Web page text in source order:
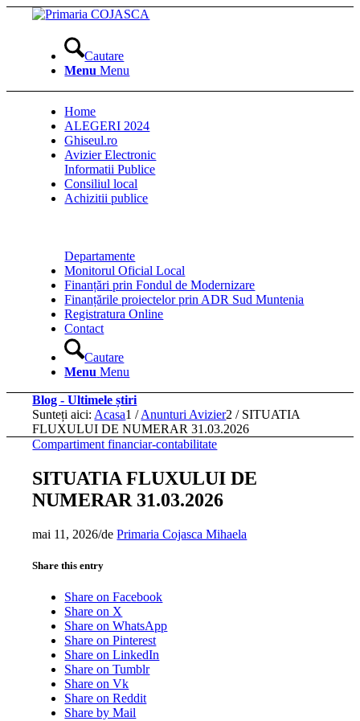
Cautare
Menu Menu
Home
ALEGERI 2024
Ghiseul.ro
Avizier Electronic
Informatii Publice
Consiliul local
Achizitii publice
Departamente
Monitorul Oficial Local
Finanțări prin Fondul de Modernizare
Finanțările proiectelor prin ADR Sud Muntenia
Registratura Online
Contact
Cautare
Menu Menu
Blog - Ultimele știri
Sunteți aici: Acasa1 / Anunturi Avizier2 / SITUATIA
FLUXULUI DE NUMERAR 31.03.2026
Compartiment financiar-contabilitate
SITUATIA FLUXULUI DE
NUMERAR 31.03.2026
mai 11, 2026/dePrimaria Cojasca Mihaela
Share this entry
Share on Facebook
Share on X
Share on WhatsApp
Share on Pinterest
Share on LinkedIn
Share on Tumblr
Share on Vk
Share on Reddit
Share by Mail